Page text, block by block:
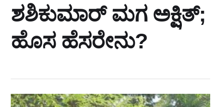
ಶಶಿಕುಮಾರ್ ಮಗ ಅಕ್ಷಿತ್;
ಹೊಸ ಹೆಸರೇನು?